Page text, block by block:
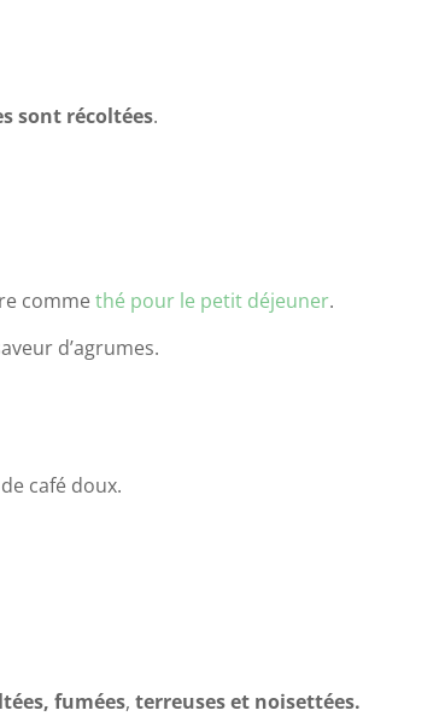
sont récoltées.
commethé pour le petit déjeuner.
d’agrumes.
café doux.
fumées, terreuses et noisettées.